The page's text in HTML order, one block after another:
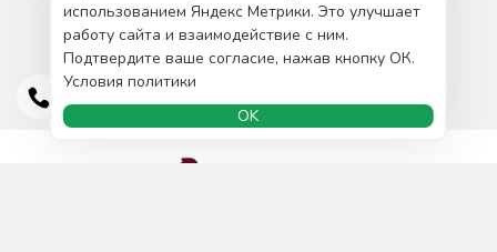
использованием Яндекс Метрики. Это улучшает
работу сайта и взаимодействие с ним.
Подтвердите ваше согласие, нажав кнопку ОК.
Условия политики
OK